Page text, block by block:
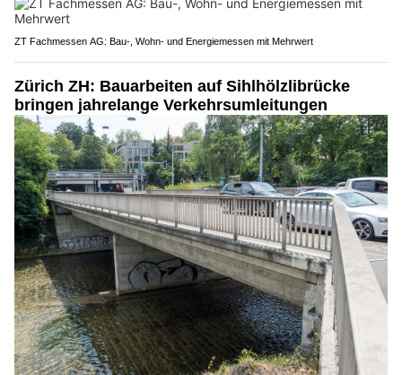
ZT Fachmessen AG: Bau-, Wohn- und Energiemessen mit Mehrwert
Zürich ZH: Bauarbeiten auf Sihlhölzlibrücke
bringen jahrelange Verkehrsumleitungen